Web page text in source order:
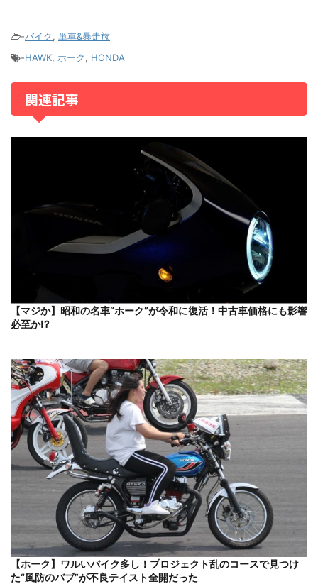
-バイク, 単車&暴走族
-HAWK, ホーク, HONDA
関連記事
【マジか】昭和の名車“ホーク”が令和に復活！中古車価格にも影響
必至か!?
【ホーク】ワルいバイク多し！プロジェクト乱のコースで見つけ
た“風防のバブ”が不良テイスト全開だった